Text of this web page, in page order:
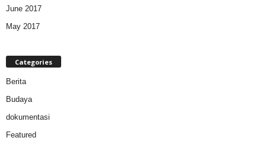
June 2017
May 2017
Categories
Berita
Budaya
dokumentasi
Featured